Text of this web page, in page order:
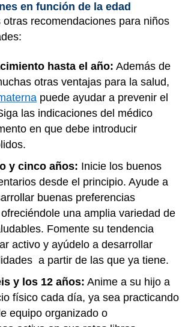
en función de la edad
recomendaciones para niños
hasta el año: Además de
otras ventajas para la salud,
puede ayudar a prevenir el
las indicaciones del médico
en que debe introducir
y cinco años: Inicie los buenos
desde el principio. Ayude a
buenas preferencias
una amplia variedad de
Fomente su tendencia
activo y ayúdelo a desarrollar
a partir de las que ya tiene.
y los 12 años: Anime a su hijo a
físico cada día, ya sea practicando
equipo organizado o